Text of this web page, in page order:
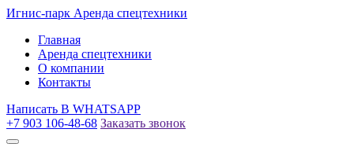
Игнис-парк Аренда спецтехники
Главная
Аренда спецтехники
О компании
Контакты
Написать В WHATSAPP
+7 903 106-48-68 Заказать звонок